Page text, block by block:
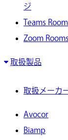
ジ
Teams
Zoom
取扱製品
取扱メーカ
Avocor
Biamp